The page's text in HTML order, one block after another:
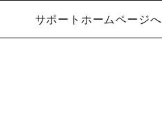
サポートホームページへ